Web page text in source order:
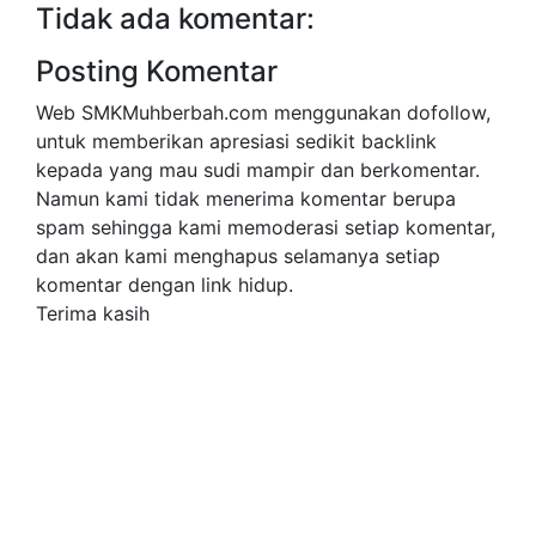
Tidak ada komentar:
Posting Komentar
Web SMKMuhberbah.com menggunakan dofollow,
untuk memberikan apresiasi sedikit backlink
kepada yang mau sudi mampir dan berkomentar.
Namun kami tidak menerima komentar berupa
spam sehingga kami memoderasi setiap komentar,
dan akan kami menghapus selamanya setiap
komentar dengan link hidup.
Terima kasih